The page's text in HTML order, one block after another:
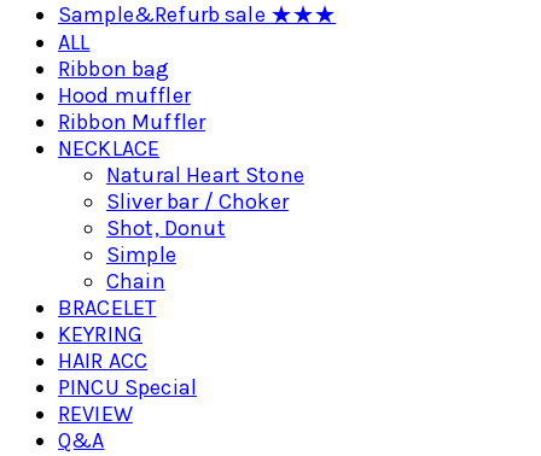
Sample&Refurb sale ★★★
ALL
Ribbon bag
Hood muffler
Ribbon Muffler
NECKLACE
Natural Heart Stone
Sliver bar / Choker
Shot, Donut
Simple
Chain
BRACELET
KEYRING
HAIR ACC
PINCU Special
REVIEW
Q&A